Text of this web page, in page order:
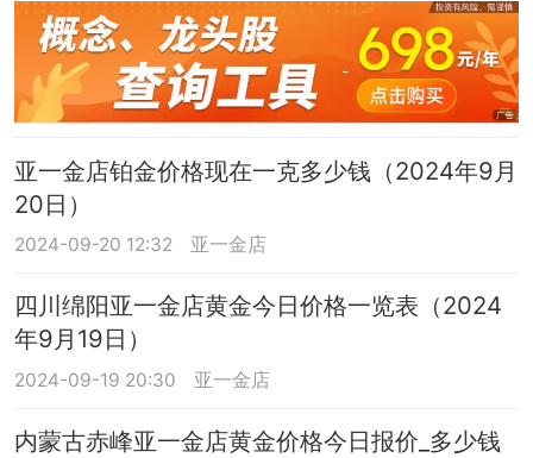
亚一金店铂金价格现在一克多少钱（2024年9月
20日）
2024-09-20 12:32 亚一金店
四川绵阳亚一金店黄金今日价格一览表（2024
年9月19日）
2024-09-19 20:30 亚一金店
内蒙古赤峰亚一金店黄金价格今日报价_多少钱